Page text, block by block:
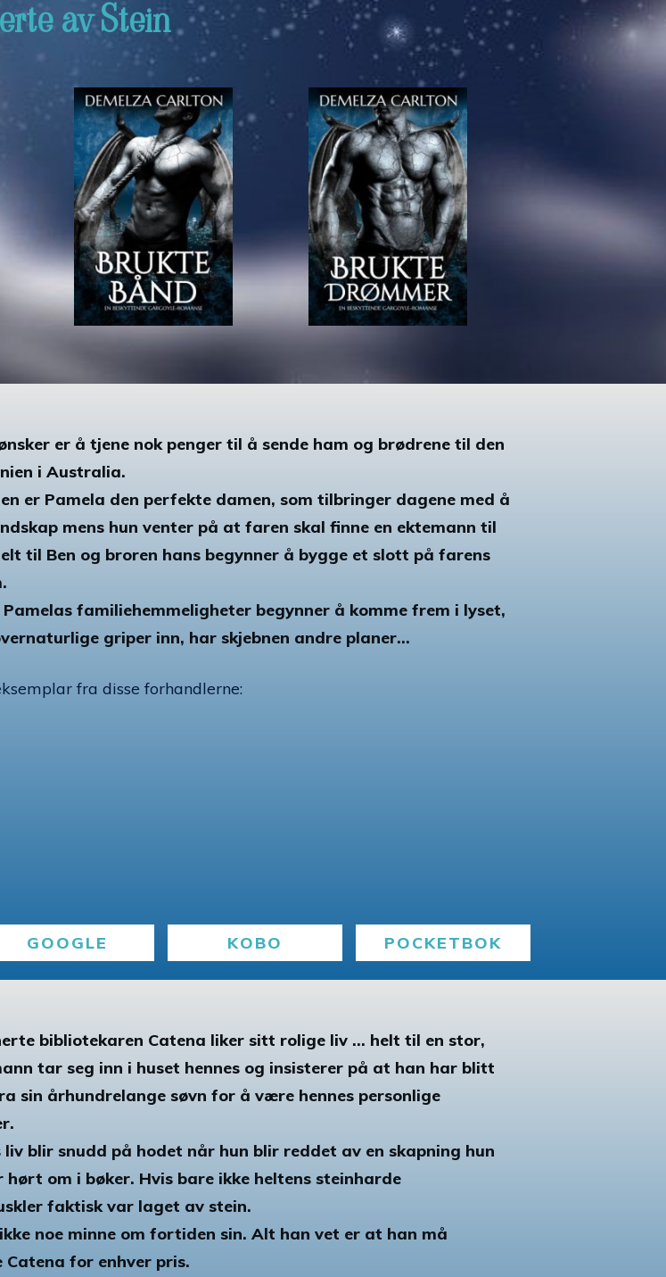
av Stein
er å tjene nok penger til å sende ham og brødrene til den
i Australia.
er Pamela den perfekte damen, som tilbringer dagene med å
mens hun venter på at faren skal finne en ektemann til
til Ben og broren hans begynner å bygge et slott på farens
Pamelas familiehemmeligheter begynner å komme frem i lyset,
griper inn, har skjebnen andre planer...
fra disse forhandlerne:
GOOGLE KOBO POCKETBOK
bibliotekaren Catena liker sitt rolige liv ... helt til en stor,
tar seg inn i huset hennes og insisterer på at han har blitt
sin århundrelange søvn for å være hennes personlige
liv blir snudd på hodet når hun blir reddet av en skapning hun
hørt om i bøker. Hvis bare ikke heltens steinharde
faktisk var laget av stein.
noe minne om fortiden sin. Alt han vet er at han må
Catena for enhver pris.